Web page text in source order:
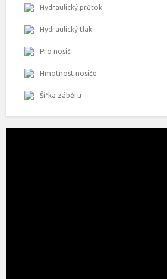
Hydraulický průtok
Hydraulický tlak
Pro nosič
Hmotnost nosiče
Šířka záběru